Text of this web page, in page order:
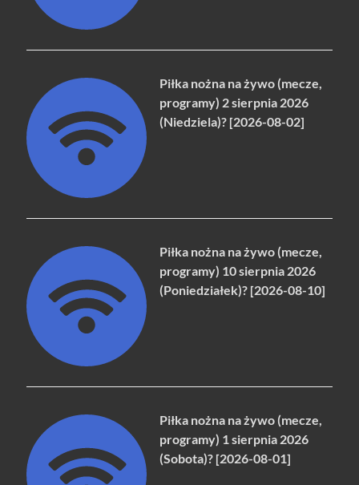
Piłka nożna na żywo (mecze,
programy) 2 sierpnia 2026
(Niedziela)? [2026-08-02]
Piłka nożna na żywo (mecze,
programy) 10 sierpnia 2026
(Poniedziałek)? [2026-08-10]
Piłka nożna na żywo (mecze,
programy) 1 sierpnia 2026
(Sobota)? [2026-08-01]